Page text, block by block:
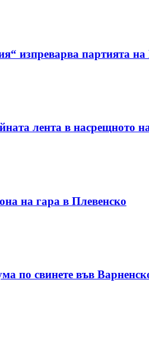
изпреварва партията
лента в
на гара в Плевенско
по свинете във